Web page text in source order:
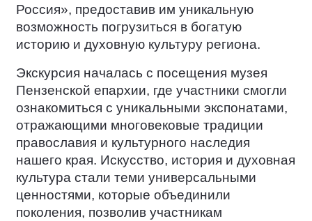
Россия», предоставив им уникальную
возможность погрузиться в богатую
историю и духовную культуру региона.
Экскурсия началась с посещения музея
Пензенской епархии, где участники смогли
ознакомиться с уникальными экспонатами,
отражающими многовековые традиции
православия и культурного наследия
нашего края. Искусство, история и духовная
культура стали теми универсальными
ценностями, которые объединили
поколения, позволив участникам